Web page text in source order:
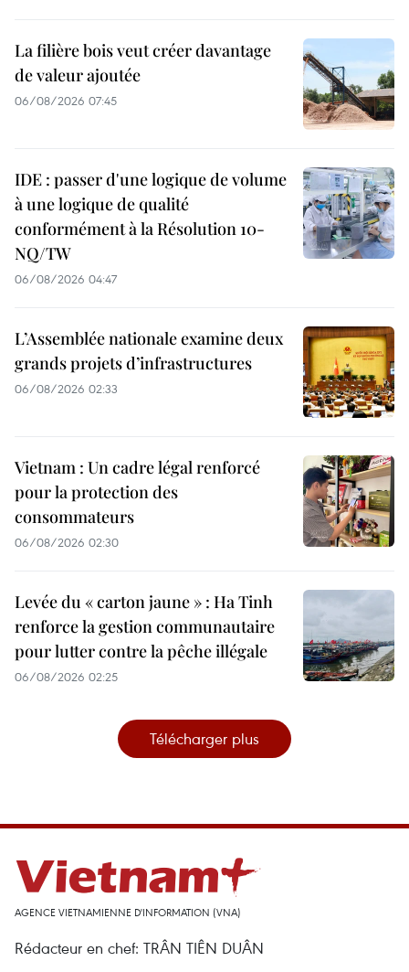
La filière bois veut créer davantage
de valeur ajoutée
06/08/2026 07:45
IDE : passer d'une logique de volume
à une logique de qualité
conformément à la Résolution 10-
NQ/TW
06/08/2026 04:47
L’Assemblée nationale examine deux
grands projets d’infrastructures
06/08/2026 02:33
Vietnam : Un cadre légal renforcé
pour la protection des
consommateurs
06/08/2026 02:30
Levée du « carton jaune » : Ha Tinh
renforce la gestion communautaire
pour lutter contre la pêche illégale
06/08/2026 02:25
Télécharger plus
AGENCE VIETNAMIENNE D'INFORMATION (VNA)
Rédacteur en chef: TRÂN TIÊN DUÂN